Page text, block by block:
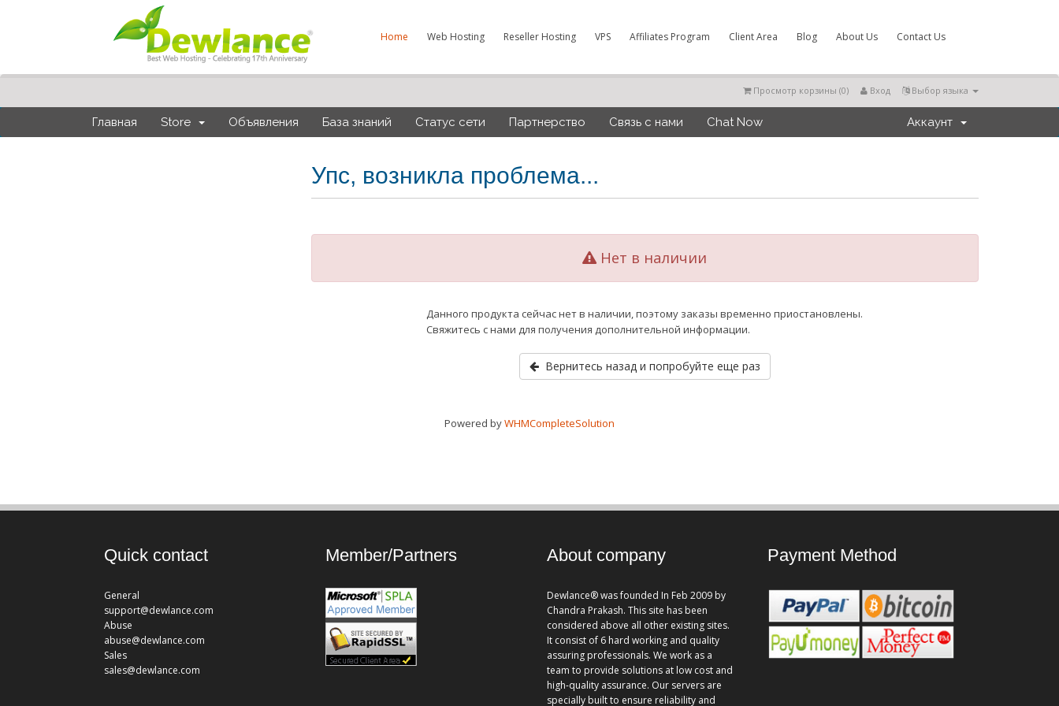
Home Web Hosting Reseller Hosting VPS Affiliates Program Client Area Blog About Us Contact Us
Выбор языка
Вход
Просмотр корзины (0)
Главная Store Объявления База знаний Статус сети Партнерство Связь с нами Chat Now Аккаунт
Упс, возникла проблема...
Нет в наличии
Данного продукта сейчас нет в наличии, поэтому заказы временно приостановлены.
Свяжитесь с нами для получения дополнительной информации.
Вернитесь назад и попробуйте еще раз
Powered byWHMCompleteSolution
Quick contact
General
support@dewlance.com
Abuse
abuse@dewlance.com
Sales
sales@dewlance.com
Member/Partners About company
Dewlance® was founded In Feb 2009 by
Chandra Prakash. This site has been
considered above all other existing sites.
It consist of 6 hard working and quality
assuring professionals. We work as a
team to provide solutions at low cost and
high-quality assurance. Our servers are
specially built to ensure reliability and
Payment Method